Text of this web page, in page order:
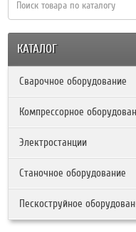
КАТАЛОГ
Сварочное оборудование
Компрессорное
Электростанции
Станочное оборудование
Пескоструйное